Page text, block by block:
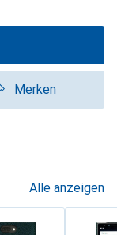
Merken
Alle anzeigen